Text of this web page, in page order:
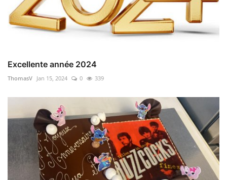
Excellente année 2024
ThomasV Jan 15, 2024 0 339